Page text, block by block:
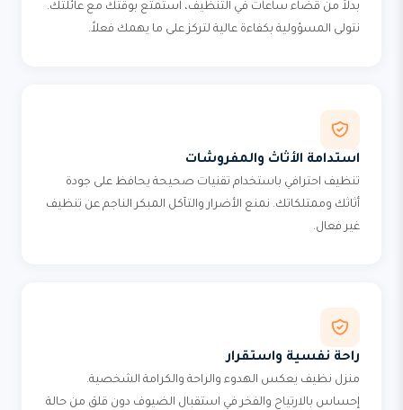
بدلاً من قضاء ساعات في التنظيف، استمتع بوقتك مع عائلتك.
نتولى المسؤولية بكفاءة عالية لتركز على ما يهمك فعلاً.
استدامة الأثاث والمفروشات
تنظيف احترافي باستخدام تقنيات صحيحة يحافظ على جودة
أثاثك وممتلكاتك. نمنع الأضرار والتآكل المبكر الناجم عن تنظيف
غير فعال.
راحة نفسية واستقرار
منزل نظيف يعكس الهدوء والراحة والكرامة الشخصية.
إحساس بالارتياح والفخر في استقبال الضيوف دون قلق من حالة